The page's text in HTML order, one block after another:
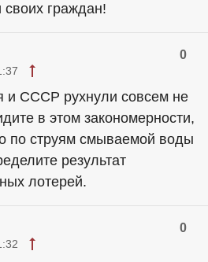
граждан!
0
и СССР рухнули совсем не
в этом закономерности,
по струям смываемой воды
результат
лотерей.
0